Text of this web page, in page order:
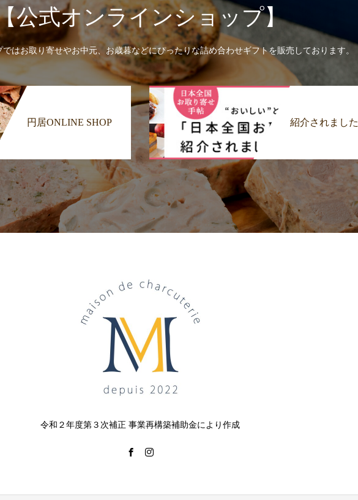
公式オンラインショップ】
はお取り寄せやお中元、お歳暮などにぴったりな詰め合わせギフトを販売しております。
円居ONLINE SHOP 紹介されました
令和２年度第３次補正 事業再構築補助金により作成